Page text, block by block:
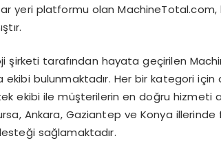
yeri platformu olan MachineTotal.com,
şirketi tarafından hayata geçirilen
ekibi bulunmaktadır. Her bir kategori
ekibi ile müşterilerin en doğru hizmeti
Ankara, Gaziantep ve Konya
sağlamaktadır.